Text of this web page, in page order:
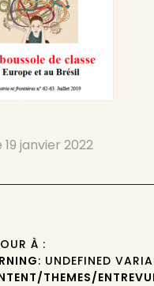
19 janvier 2022
À :
: UNDEFINED
THEMES/